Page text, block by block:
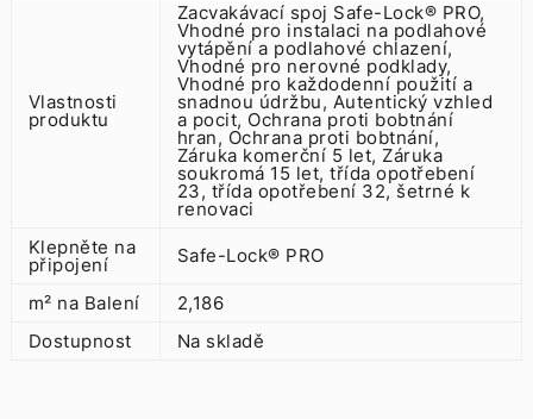
Vlastnosti
produktu
Zacvakávací spoj Safe-Lock® PRO,
Vhodné pro instalaci na podlahové
vytápění a podlahové chlazení,
Vhodné pro nerovné podklady,
Vhodné pro každodenní použití a
snadnou údržbu, Autentický vzhled
a pocit, Ochrana proti bobtnání
hran, Ochrana proti bobtnání,
Záruka komerční 5 let, Záruka
soukromá 15 let, třída opotřebení
23, třída opotřebení 32, šetrné k
renovaci
Klepněte na
připojení Safe-Lock® PRO
m² na Balení
2,186
Dostupnost
Na skladě